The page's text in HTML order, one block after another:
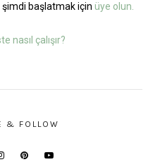
başlatmak için üye olun.
nasıl çalışır?
& FOLLOW